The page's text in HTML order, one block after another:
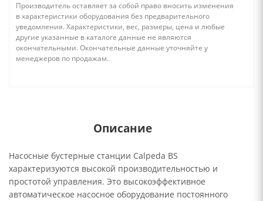
Производитель оставляет за собой право вносить изменения
в характеристики оборудования без предварительного
уведомления. Характеристики, вес, размеры, цена и любые
другие указанные в каталоге данные не являются
окончательными. Окончательные данные уточняйте у
менеджеров по продажам.
Описание
Насосные бустерные станции Calpeda BS
характеризуются высокой производительностью и
простотой управления. Это высокоэффективное
автоматическое насосное оборудование постоянного